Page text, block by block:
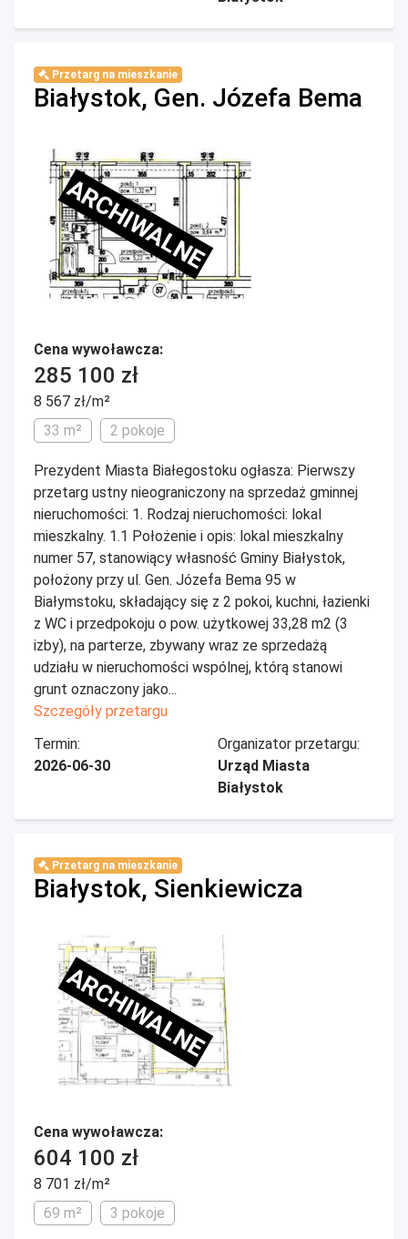
Przetarg na mieszkanie
Białystok, Gen. Józefa Bema
ARCHIWALNE
Cena wywoławcza:
285 100 zł
8 567 zł/m²
33 m²
2 pokoje
Prezydent Miasta Białegostoku ogłasza: Pierwszy
przetarg ustny nieograniczony na sprzedaż gminnej
nieruchomości: 1. Rodzaj nieruchomości: lokal
mieszkalny. 1.1 Położenie i opis: lokal mieszkalny
numer 57, stanowiący własność Gminy Białystok,
położony przy ul. Gen. Józefa Bema 95 w
Białymstoku, składający się z 2 pokoi, kuchni, łazienki
z WC i przedpokoju o pow. użytkowej 33,28 m2 (3
izby), na parterze, zbywany wraz ze sprzedażą
udziału w nieruchomości wspólnej, którą stanowi
grunt oznaczony jako...
Szczegóły przetargu
Termin:
2026-06-30
Organizator przetargu:
Urząd Miasta
Białystok
Przetarg na mieszkanie
Białystok, Sienkiewicza
ARCHIWALNE
Cena wywoławcza:
604 100 zł
8 701 zł/m²
69 m²
3 pokoje